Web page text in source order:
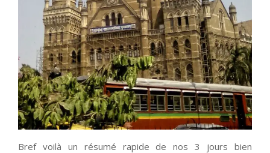
Bref voilà un résumé rapide de nos 3 jours bien